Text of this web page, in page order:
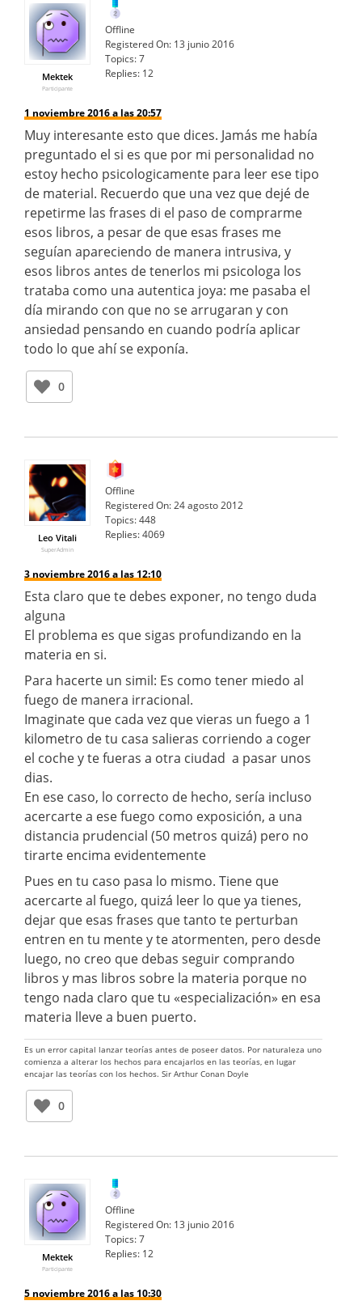
Mektek
Participante
Offline
Registered On: 13 junio 2016
Topics:7
Replies: 12
1 noviembre 2016 a las 20:57
Muy interesante esto que dices. Jamás me había
preguntado el si es que por mi personalidad no
estoy hecho psicologicamente para leer ese tipo
de material. Recuerdo que una vez que dejé de
repetirme las frases di el paso de comprarme
esos libros, a pesar de que esas frases me
seguían apareciendo de manera intrusiva, y
esos libros antes de tenerlos mi psicologa los
trataba como una autentica joya: me pasaba el
día mirando con que no se arrugaran y con
ansiedad pensando en cuando podría aplicar
todo lo que ahí se exponía.
0
Leo Vitali
SuperAdmin
Offline
Registered On:24 agosto 2012
Topics:448
Replies:4069
3 noviembre 2016 a las 12:10
Esta claro que te debes exponer, no tengo duda
alguna
El problema es que sigas profundizando en la
materia en si.
Para hacerte un simil: Es como tener miedo al
fuego de manera irracional.
Imaginate que cada vez que vieras un fuego a 1
kilometro de tu casa salieras corriendo a coger
el coche y te fueras a otra ciudad a pasar unos
dias.
En ese caso, lo correcto de hecho, sería incluso
acercarte a ese fuego como exposición, a una
distancia prudencial (50 metros quizá) pero no
tirarte encima evidentemente
Pues en tu caso pasa lo mismo. Tiene que
acercarte al fuego, quizá leer lo que ya tienes,
dejar que esas frases que tanto te perturban
entren en tu mente y te atormenten, pero desde
luego, no creo que debas seguir comprando
libros y mas libros sobre la materia porque no
tengo nada claro que tu «especialización» en esa
materia lleve a buen puerto.
Es un error capital lanzar teorías antes de poseer datos. Por naturaleza uno
comienza a alterar los hechos para encajarlos en las teorías, en lugar
encajar las teorías con los hechos. Sir Arthur Conan Doyle
0
Mektek
Participante
Offline
Registered On: 13 junio 2016
Topics:7
Replies: 12
5 noviembre 2016 a las 10:30